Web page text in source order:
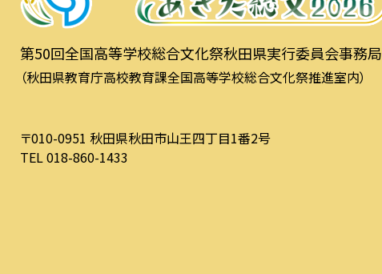
第50回全国高等学校総合文化祭秋田県実行委員会事務局
（秋田県教育庁高校教育課全国高等学校総合文化祭推進室内）
〒010-0951 秋田県秋田市山王四丁目1番2号
TEL 018-860-1433